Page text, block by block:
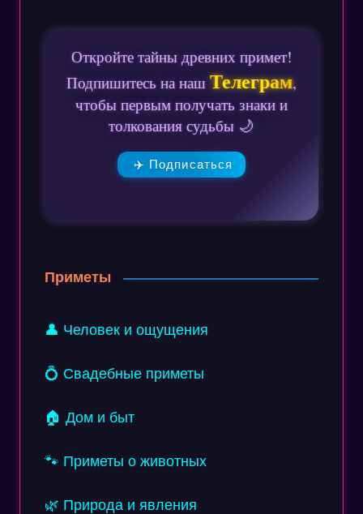
Откройте тайны древних примет!
Подпишитесь на нашТелеграм,
чтобы первым получать знаки и
толкования судьбы 🌙
✈️ Подписаться
Приметы
👤 Человек и ощущения
💍 Свадебные приметы
🏠 Дом и быт
🐾 Приметы о животных
🌿 Природа и явления